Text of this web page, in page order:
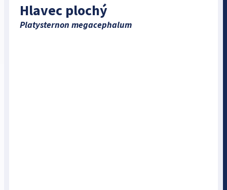
Hlavec plochý
Platysternon megacephalum